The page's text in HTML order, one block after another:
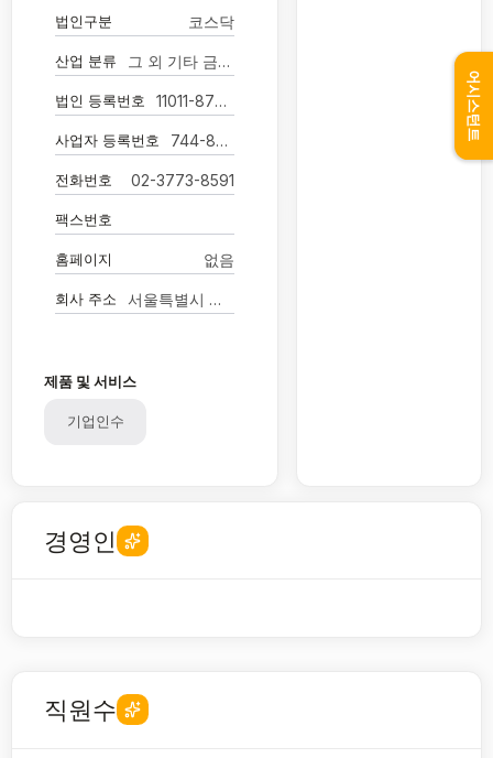
법인구분 코스닥
산업 분류 그 외 기타 금융 지원 서비스업
법인 등록번호 11011-8794475
사업자 등록번호 744-88-02770
전화번호 02-3773-8591
팩스번호
홈페이지 없음
회사 주소 서울특별시 영등포구 국제금융로8길 31
제품 및 서비스
기업인수
경영인
직원수
어시스턴트